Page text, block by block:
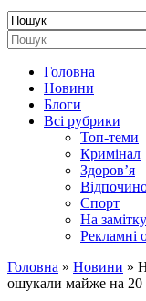
Головна
Новини
Блоги
Всі рубрики
Топ-теми
Кримінал
Здоров’я
Спорт
На замітку
Рекламні
Головна » Новини »
ошукали майже на 20